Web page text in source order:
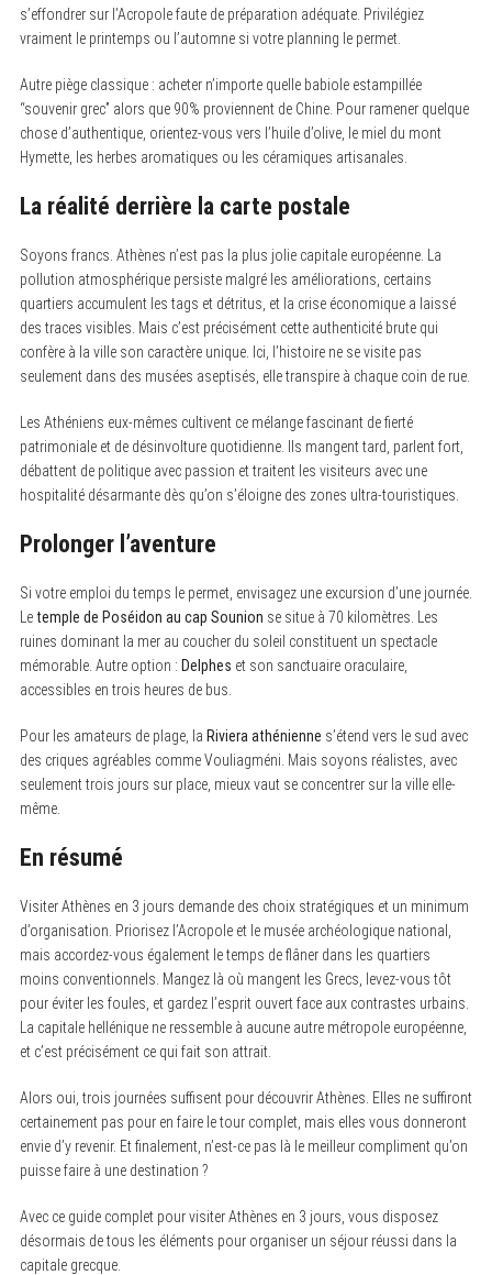
s’effondrer sur l’Acropole faute de préparation adéquate. Privilégiez
vraiment le printemps ou l’automne si votre planning le permet.
Autre piège classique : acheter n’importe quelle babiole estampillée
“souvenir grec” alors que 90% proviennent de Chine. Pour ramener quelque
chose d’authentique, orientez-vous vers l’huile d’olive, le miel du mont
Hymette, les herbes aromatiques ou les céramiques artisanales.
La réalité derrière la carte postale
Soyons francs. Athènes n’est pas la plus jolie capitale européenne. La
pollution atmosphérique persiste malgré les améliorations, certains
quartiers accumulent les tags et détritus, et la crise économique a laissé
des traces visibles. Mais c’est précisément cette authenticité brute qui
confère à la ville son caractère unique. Ici, l’histoire ne se visite pas
seulement dans des musées aseptisés, elle transpire à chaque coin de rue.
Les Athéniens eux-mêmes cultivent ce mélange fascinant de fierté
patrimoniale et de désinvolture quotidienne. Ils mangent tard, parlent fort,
débattent de politique avec passion et traitent les visiteurs avec une
hospitalité désarmante dès qu’on s’éloigne des zones ultra-touristiques.
Prolonger l’aventure
Si votre emploi du temps le permet, envisagez une excursion d’une journée.
Le temple de Poséidon au cap Sounion se situe à 70 kilomètres. Les
ruines dominant la mer au coucher du soleil constituent un spectacle
mémorable. Autre option : Delphes et son sanctuaire oraculaire,
accessibles en trois heures de bus.
Pour les amateurs de plage, la Riviera athénienne s’étend vers le sud avec
des criques agréables comme Vouliagméni. Mais soyons réalistes, avec
seulement trois jours sur place, mieux vaut se concentrer sur la ville elle-
même.
En résumé
Visiter Athènes en 3 jours demande des choix stratégiques et un minimum
d’organisation. Priorisez l’Acropole et le musée archéologique national,
mais accordez-vous également le temps de flâner dans les quartiers
moins conventionnels. Mangez là où mangent les Grecs, levez-vous tôt
pour éviter les foules, et gardez l’esprit ouvert face aux contrastes urbains.
La capitale hellénique ne ressemble à aucune autre métropole européenne,
et c’est précisément ce qui fait son attrait.
Alors oui, trois journées suffisent pour découvrir Athènes. Elles ne suffiront
certainement pas pour en faire le tour complet, mais elles vous donneront
envie d’y revenir. Et finalement, n’est-ce pas là le meilleur compliment qu’on
puisse faire à une destination ?
Avec ce guide complet pour visiter Athènes en 3 jours, vous disposez
désormais de tous les éléments pour organiser un séjour réussi dans la
capitale grecque.